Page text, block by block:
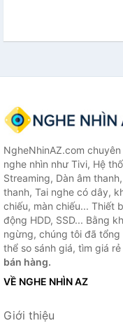
NgheNhinAZ.com
nghe nhìn như Tivi, Hệ
Streaming, Dàn âm
thanh, Tai nghe có dây,
chiếu, màn chiếu... Thiết
động HDD, SSD... Bằng
ngừng, chúng tôi đã
thể so sánh giá, tìm giá
bán hàng.
VỀ NGHE NHÌN AZ
Giới thiệu